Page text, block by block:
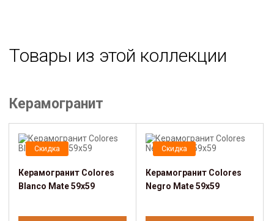
Товары из этой коллекции
Керамогранит
Скидка
Керамогранит Colores
Blanco Mate 59x59
Скидка
Керамогранит Colores
Negro Mate 59x59